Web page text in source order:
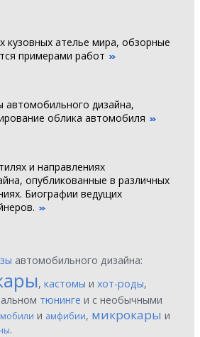
ателье мира, обзорные
примерами работ
дизайна,
облика автомобиля
и направлениях
опубликованные в различных
Биографии ведущих
автомобильного дизайна:
, кастомы и хот-роды,
тюнинге и с необычными
и амфибии, микрокары и
.